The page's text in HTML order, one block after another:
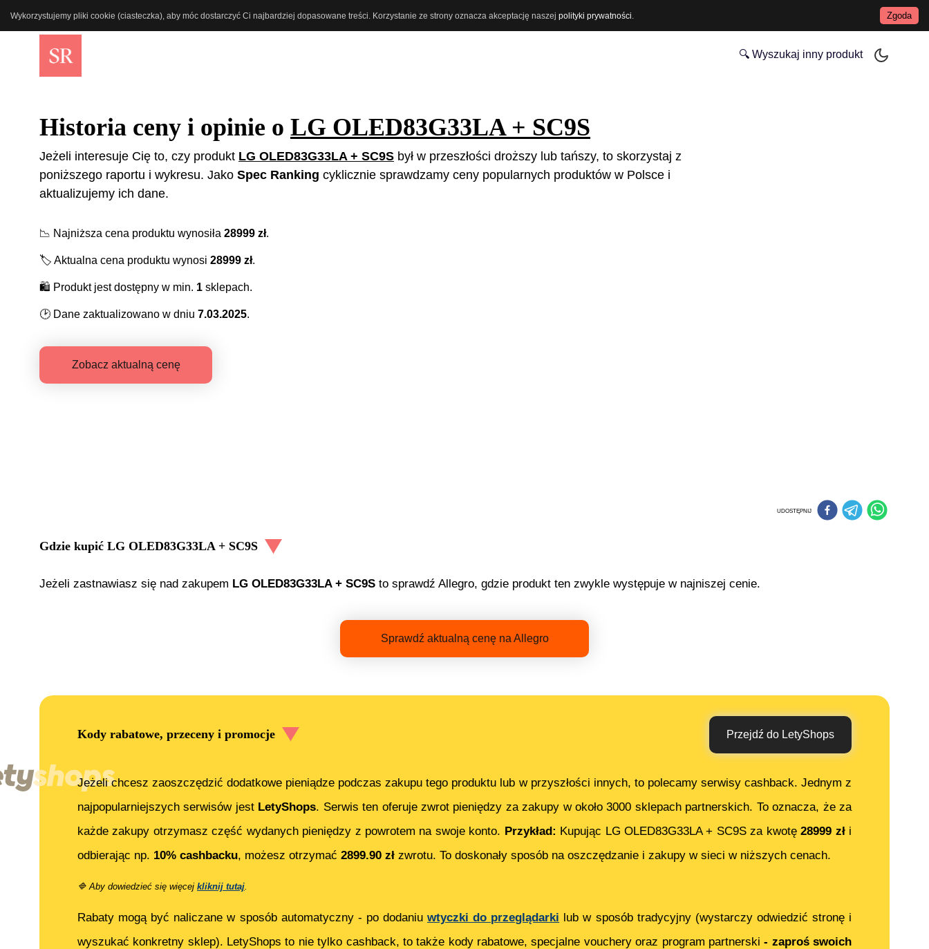
Wykorzystujemy pliki cookie (ciasteczka), aby móc dostarczyć Ci najbardziej dopasowane treści. Korzystanie ze strony oznacza akceptację naszej polityki prywatności Zgoda
🔍 Wyszukaj inny produkt
Historia ceny i opinie o LG OLED83G33LA + SC9S
Jeżeli interesuje Cię to, czy produkt LG OLED83G33LA + SC9S był w przeszłości droższy lub tańszy, to skorzystaj z
poniższego raportu i wykresu. Jako Spec Ranking cyklicznie sprawdzamy ceny popularnych produktów w Polsce i
aktualizujemy ich dane.
📉 Najniższa cena produktu wynosiła 28999 zł.
🏷️ Aktualna cena produktu wynosi 28999 zł.
🛍️ Produkt jest dostępny w min. 1 sklepach.
🕑 Dane zaktualizowano w dniu 7.03.2025.
Zobacz aktualną cenę
UDOSTĘPNIJ
Gdzie kupić LG OLED83G33LA + SC9S
Jeżeli zastnawiasz się nad zakupem LG OLED83G33LA + SC9S to sprawdź Allegro, gdzie produkt ten zwykle występuje w najniszej cenie.
Sprawdź aktualną cenę na Allegro
Kody rabatowe, przeceny i promocje Przejdź do LetyShops
Jeżeli chcesz zaoszczędzić dodatkowe pieniądze podczas zakupu tego produktu lub w przyszłości innych, to polecamy serwisy cashback. Jednym z
najpopularniejszych serwisów jest LetyShops. Serwis ten oferuje zwrot pieniędzy za zakupy w około 3000 sklepach partnerskich. To oznacza, że za
każde zakupy otrzymasz część wydanych pieniędzy z powrotem na swoje konto. Przykład: Kupując LG OLED83G33LA + SC9Sza kwotę28999 złi
odbierając np. 10% cashbacku, możesz otrzymać 2899.90 zł zwrotu. To doskonały sposób na oszczędzanie i zakupy w sieci w niższych cenach.
🔷 Aby dowiedzieć się więcej kliknij tutaj
Rabaty mogą być naliczane w sposób automatyczny - po dodaniu wtyczki do przeglądarki lub w sposób tradycyjny (wystarczy odwiedzić stronę i
wyszukać konkretny sklep). LetyShops to nie tylko cashback, to także kody rabatowe, specjalne vouchery oraz program partnerski- zaproś swoich